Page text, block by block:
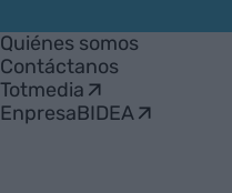
Empresa
Quiénes somos
Contáctanos
Totmedia
EnpresaBIDEA